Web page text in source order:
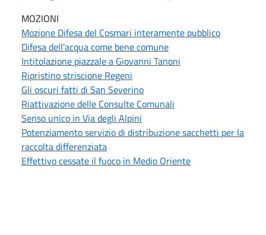
MOZIONI
Mozione Difesa del Cosmari interamente pubblico
Difesa dell'acqua come bene comune
Intitolazione piazzale a Giovanni Tanoni
Ripristino striscione Regeni
Gli oscuri fatti di San Severino
Riattivazione delle Consulte Comunali
Senso unico in Via degli Alpini
Potenziamento servizio di distribuzione sacchetti per la
raccolta differenziata
Effettivo cessate il fuoco in Medio Oriente